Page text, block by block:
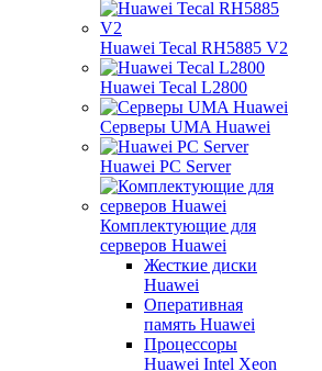
Huawei Tecal RH5885 V2
Huawei Tecal L2800
Серверы UMA Huawei
Huawei PC Server
Комплектующие для
серверов Huawei
Жесткие диски
Huawei
Оперативная
память Huawei
Процессоры
Huawei Intel Xeon